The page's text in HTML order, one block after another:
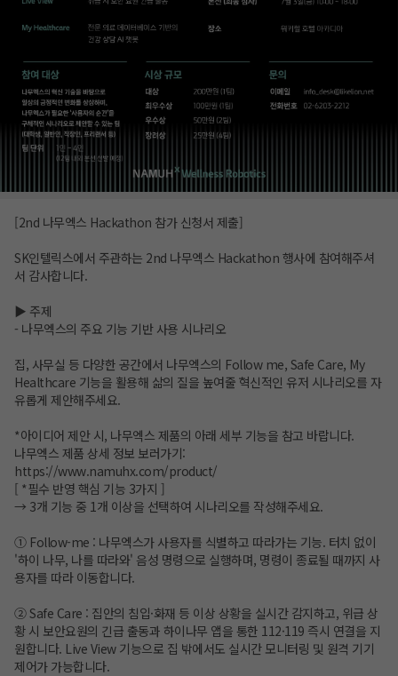
[2nd 나무엑스 Hackathon 참가 신청서 제출]
SK인텔릭스에서 주관하는 2nd 나무엑스 Hackathon 행사에 참여해주셔
서 감사합니다.
▶ 주제
- 나무엑스의 주요 기능 기반 사용 시나리오
집, 사무실 등 다양한 공간에서 나무엑스의 Follow me, Safe Care, My
Healthcare 기능을 활용해 삶의 질을 높여줄 혁신적인 유저 시나리오를 자
유롭게 제안해주세요.
*아이디어 제안 시, 나무엑스 제품의 아래 세부 기능을 참고 바랍니다.
나무엑스 제품 상세 정보 보러가기:
https://www.namuhx.com/product/
[ *필수 반영 핵심 기능 3가지 ]
→ 3개 기능 중 1개 이상을 선택하여 시나리오를 작성해주세요.
① Follow-me : 나무엑스가 사용자를 식별하고 따라가는 기능. 터치 없이
'하이 나무, 나를 따라와' 음성 명령으로 실행하며, 명령이 종료될 때까지 사
용자를 따라 이동합니다.
② Safe Care : 집안의 침입·화재 등 이상 상황을 실시간 감지하고, 위급 상
황 시 보안요원의 긴급 출동과 하이나무 앱을 통한 112·119 즉시 연결을 지
원합니다. Live View 기능으로 집 밖에서도 실시간 모니터링 및 원격 기기
제어가 가능합니다.